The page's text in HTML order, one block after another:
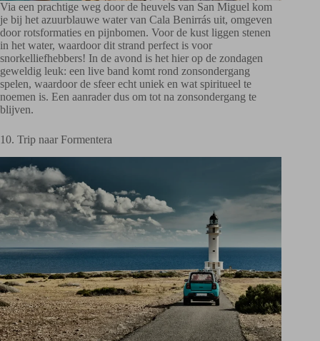
Via een prachtige weg door de heuvels van San Miguel kom
je bij het azuurblauwe water van Cala Benirrás uit, omgeven
door rotsformaties en pijnbomen. Voor de kust liggen stenen
in het water, waardoor dit strand perfect is voor
snorkelliefhebbers! In de avond is het hier op de zondagen
geweldig leuk: een live band komt rond zonsondergang
spelen, waardoor de sfeer echt uniek en wat spiritueel te
noemen is. Een aanrader dus om tot na zonsondergang te
blijven.
10. Trip naar Formentera